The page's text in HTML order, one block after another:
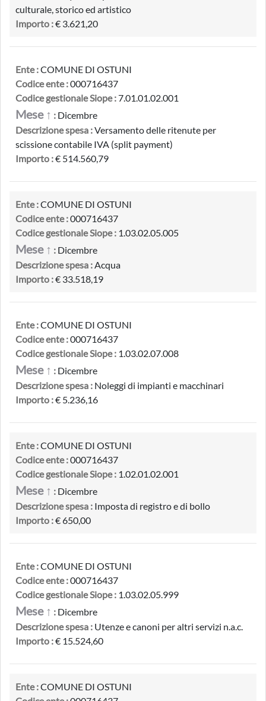
culturale, storico ed artistico
Importo :€ 3.621,20
Ente :COMUNE DI OSTUNI
Codice ente :000716437
Codice gestionale Siope :7.01.01.02.001
Mese ↑ : Dicembre
Descrizione spesa :Versamento delle ritenute per
scissione contabile IVA (split payment)
Importo :€ 514.560,79
Ente :COMUNE DI OSTUNI
Codice ente :000716437
Codice gestionale Siope : 1.03.02.05.005
Mese ↑ : Dicembre
Descrizione spesa :Acqua
Importo :€ 33.518,19
Ente :COMUNE DI OSTUNI
Codice ente :000716437
Codice gestionale Siope : 1.03.02.07.008
Mese ↑ : Dicembre
Descrizione spesa : Noleggi di impianti e macchinari
Importo :€ 5.236,16
Ente :COMUNE DI OSTUNI
Codice ente :000716437
Codice gestionale Siope : 1.02.01.02.001
Mese ↑ : Dicembre
Descrizione spesa : Imposta di registro e di bollo
Importo :€ 650,00
Ente :COMUNE DI OSTUNI
Codice ente :000716437
Codice gestionale Siope : 1.03.02.05.999
Mese ↑ : Dicembre
Descrizione spesa : Utenze e canoni per altri servizi n.a.c.
Importo :€ 15.524,60
Ente :COMUNE DI OSTUNI